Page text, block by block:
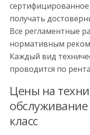
получать
Все регламентные
нормативным
Каждый вид
проводится по
Цены на
класс